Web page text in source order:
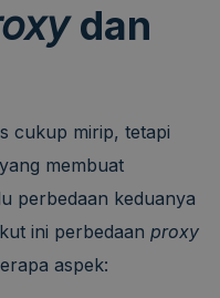
dan
cukup mirip, tetapi
membuat
perbedaan keduanya
ini perbedaan proxy
aspek: